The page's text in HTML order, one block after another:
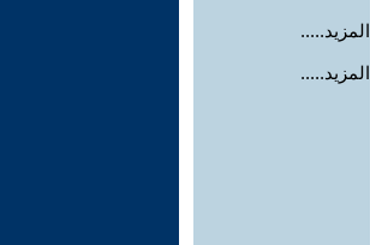
المزيد.....
المزيد.....